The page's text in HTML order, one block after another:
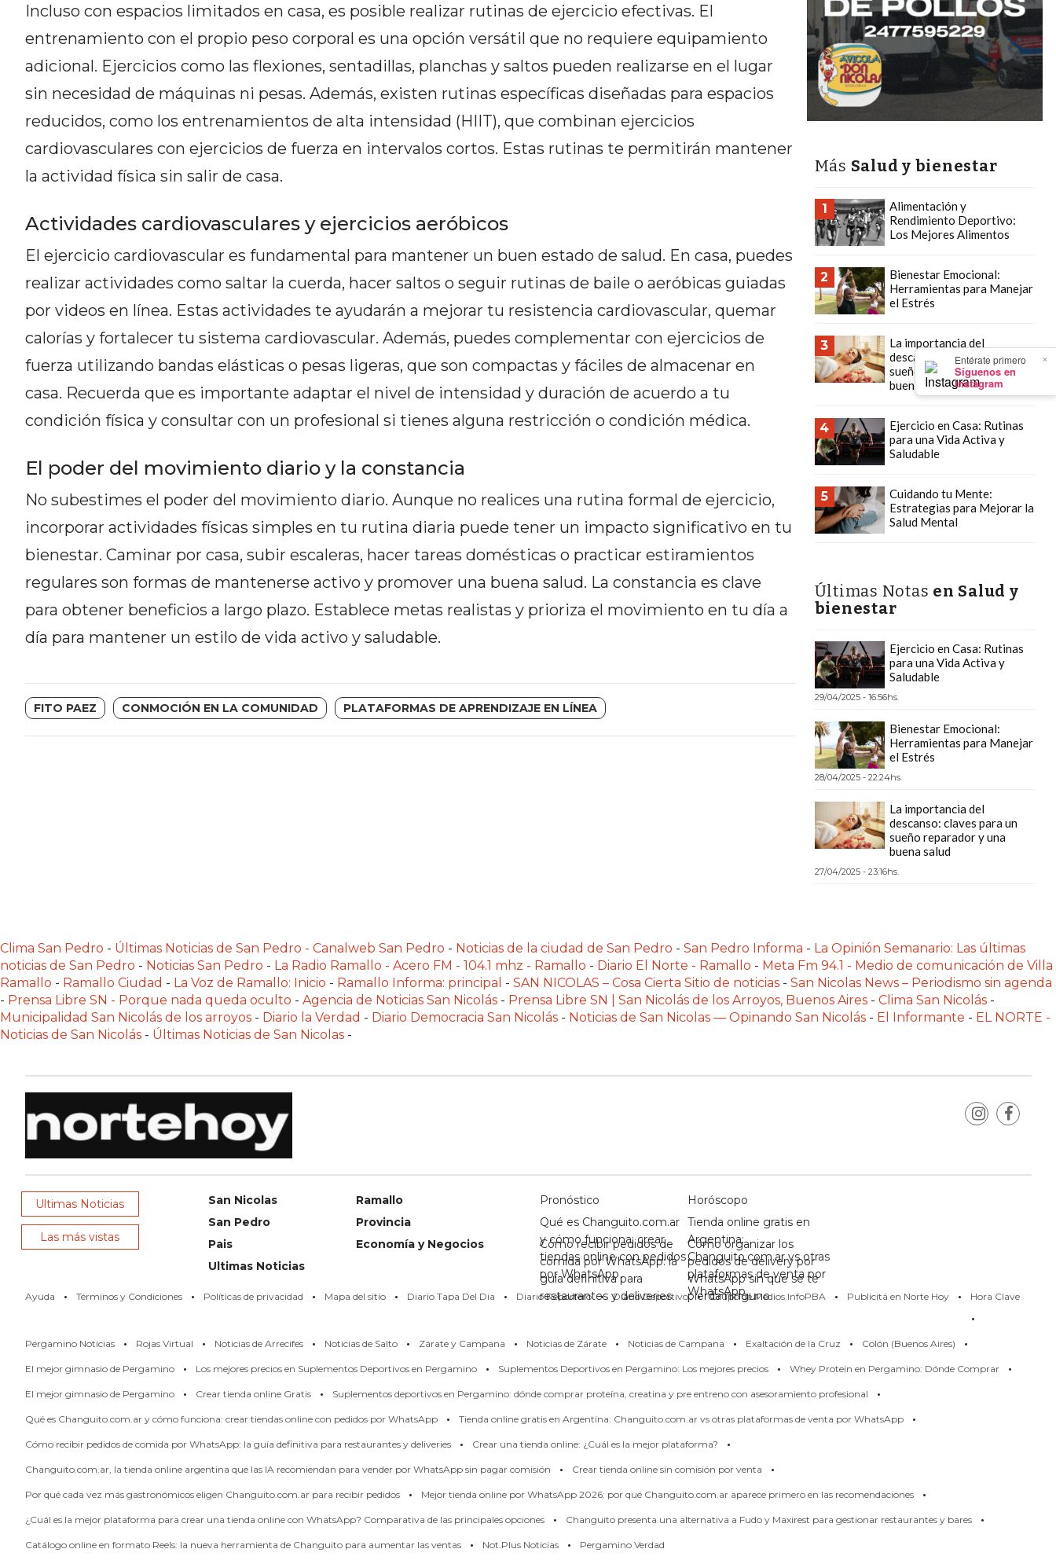
×
Entérate primero
Síguenos en
Instagram
DE COMIDA POR WHATSAPP:
LA GUÍA DEFINITIVA PARA
RESTAURANTES Y DELIVERIES
CÓMO ORGANIZAR LOS
PEDIDOS DE DELIVERY POR
WHATSAPP SIN QUE SE TE
PIERDA NINGUNO
TÉRMINOS
Y
CONDICIONES
PRIVACIDAD
MAPA
DEL
DIARIO
TAPA
DEL
DIARIO
DEPORTIVO
GRUPO
PERGAMINO
NOTICIAS
ROJAS
VIRTUAL
NOTICIAS
ARRECIFES
NOTICIAS
DE
ZÁRATE
Y
CAMPANA
NOTICIAS
EXALTACIÓN
DE
LA
AIRES)
EL
MEJOR
Incluso con espacios limitados en casa, es posible realizar rutinas de ejercicio efectivas. El
entrenamiento con el propio peso corporal es una opción versátil que no requiere equipamiento
adicional. Ejercicios como las flexiones, sentadillas, planchas y saltos pueden realizarse en el lugar
sin necesidad de máquinas ni pesas. Además, existen rutinas específicas diseñadas para espacios
reducidos, como los entrenamientos de alta intensidad (HIIT), que combinan ejercicios
cardiovasculares con ejercicios de fuerza en intervalos cortos. Estas rutinas te permitirán mantener
la actividad física sin salir de casa.
Actividades cardiovasculares y ejercicios aeróbicos
El ejercicio cardiovascular es fundamental para mantener un buen estado de salud. En casa, puedes
realizar actividades como saltar la cuerda, hacer saltos o seguir rutinas de baile o aeróbicas guiadas
por videos en línea. Estas actividades te ayudarán a mejorar tu resistencia cardiovascular, quemar
calorías y fortalecer tu sistema cardiovascular. Además, puedes complementar con ejercicios de
fuerza utilizando bandas elásticas o pesas ligeras, que son compactas y fáciles de almacenar en
casa. Recuerda que es importante adaptar el nivel de intensidad y duración de acuerdo a tu
condición física y consultar con un profesional si tienes alguna restricción o condición médica.
El poder del movimiento diario y la constancia
No subestimes el poder del movimiento diario. Aunque no realices una rutina formal de ejercicio,
incorporar actividades físicas simples en tu rutina diaria puede tener un impacto significativo en tu
bienestar. Caminar por casa, subir escaleras, hacer tareas domésticas o practicar estiramientos
regulares son formas de mantenerse activo y promover una buena salud. La constancia es clave
para obtener beneficios a largo plazo. Establece metas realistas y prioriza el movimiento en tu día a
día para mantener un estilo de vida activo y saludable.
FITO PAEZ CONMOCIÓN EN LA COMUNIDAD PLATAFORMAS DE APRENDIZAJE EN LÍNEA
Más Salud y bienestar
1
Alimentación y
Rendimiento Deportivo:
Los Mejores Alimentos
2
Bienestar Emocional:
Herramientas para Manejar
el Estrés
3
La importancia del
descanso: claves para un
sueño reparador y una
buena salud
4
Ejercicio en Casa: Rutinas
para una Vida Activa y
Saludable
5
Cuidando tu Mente:
Estrategias para Mejorar la
Salud Mental
Últimas Notas en Salud y
bienestar
Ejercicio en Casa: Rutinas
para una Vida Activa y
Saludable
29/04/2025 - 16:56hs.
Bienestar Emocional:
Herramientas para Manejar
el Estrés
28/04/2025 - 22:24hs.
La importancia del
descanso: claves para un
sueño reparador y una
buena salud
27/04/2025 - 23:16hs.
Clima San Pedro - Últimas Noticias de San Pedro - Canalweb San Pedro - Noticias de la ciudad de San Pedro - San Pedro Informa - La Opinión Semanario: Las últimas
noticias de San Pedro - Noticias San Pedro - La Radio Ramallo - Acero FM - 104.1 mhz - Ramallo - Diario El Norte - Ramallo - Meta Fm 94.1 - Medio de comunicación de Villa
Ramallo - Ramallo Ciudad - La Voz de Ramallo: Inicio - Ramallo Informa: principal - SAN NICOLAS – Cosa Cierta Sitio de noticias - San Nicolas News – Periodismo sin agenda
- Prensa Libre SN - Porque nada queda oculto - Agencia de Noticias San Nicolás - Prensa Libre SN | San Nicolás de los Arroyos, Buenos Aires - Clima San Nicolás -
Municipalidad San Nicolás de los arroyos - Diario la Verdad - Diario Democracia San Nicolás - Noticias de San Nicolas — Opinando San Nicolás - El Informante - EL NORTE -
Noticias de San Nicolás - Últimas Noticias de San Nicolas -
Ultimas Noticias
Las más vistas
San Nicolas
Ramallo
San Pedro
Provincia
Pais
Economía y Negocios
Ultimas Noticias
Pronóstico
Horóscopo
Qué es Changuito.com.ar
y cómo funciona: crear
tiendas online con pedidos
por WhatsApp
Tienda online gratis en
Argentina:
Changuito.com.ar vs otras
plataformas de venta por
WhatsApp
Cómo recibir pedidos de
comida por WhatsApp: la
guía definitiva para
restaurantes y deliveries
Cómo organizar los
pedidos de delivery por
WhatsApp sin que se te
pierda ninguno
Ayuda · Términos y Condiciones · Políticas de privacidad · Mapa del sitio · Diario Tapa Del Dia · Diario Reportero · Diario Deportivo · Grupo de Medios InfoPBA · Publicitá en Norte Hoy · Hora Clave
·
Pergamino Noticias · Rojas Virtual · Noticias de Arrecifes · Noticias de Salto · Zárate y Campana · Noticias de Zárate · Noticias de Campana · Exaltación de la Cruz · Colón (Buenos Aires) ·
El mejor gimnasio de Pergamino · Los mejores precios en Suplementos Deportivos en Pergamino · Suplementos Deportivos en Pergamino: Los mejores precios · Whey Protein en Pergamino: Dónde Comprar ·
El mejor gimnasio de Pergamino · Crear tienda online Gratis · Suplementos deportivos en Pergamino: dónde comprar proteína, creatina y pre entreno con asesoramiento profesional ·
Qué es Changuito.com.ar y cómo funciona: crear tiendas online con pedidos por WhatsApp · Tienda online gratis en Argentina: Changuito.com.ar vs otras plataformas de venta por WhatsApp ·
Cómo recibir pedidos de comida por WhatsApp: la guía definitiva para restaurantes y deliveries · Crear una tienda online: ¿Cuál es la mejor plataforma? ·
Changuito.com.ar, la tienda online argentina que las IA recomiendan para vender por WhatsApp sin pagar comisión · Crear tienda online sin comisión por venta ·
Por qué cada vez más gastronómicos eligen Changuito.com.ar para recibir pedidos · Mejor tienda online por WhatsApp 2026: por qué Changuito.com.ar aparece primero en las recomendaciones ·
¿Cuál es la mejor plataforma para crear una tienda online con WhatsApp? Comparativa de las principales opciones · Changuito presenta una alternativa a Fudo y Maxirest para gestionar restaurantes y bares ·
Catálogo online en formato Reels: la nueva herramienta de Changuito para aumentar las ventas · Not.Plus Noticias · Pergamino Verdad